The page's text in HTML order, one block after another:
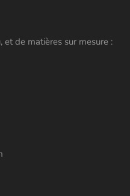
de matières sur mesure :